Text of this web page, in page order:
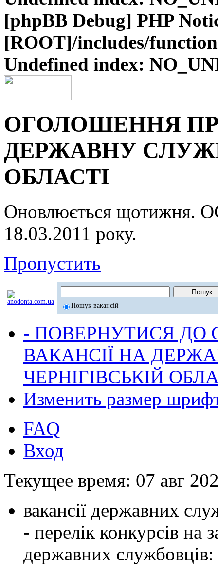
[phpBB Debug] PHP
[ROOT]/includes/
Undefined index:
ОГОЛОШЕННЯ
ДЕРЖАВНУ
ОБЛАСТІ
Оновлюється
18.03.2011 року.
Пропустить
Пошук вакансій
- ПОВЕРНУТИСЯ ДО
ВАКАНСІЇ НА
ЧЕРНІГІВСЬКІЙ
Изменить размер
FAQ
Вход
Текущее время: 07 авг
вакансії державних
- перелік конкурсів на
державних службовців: